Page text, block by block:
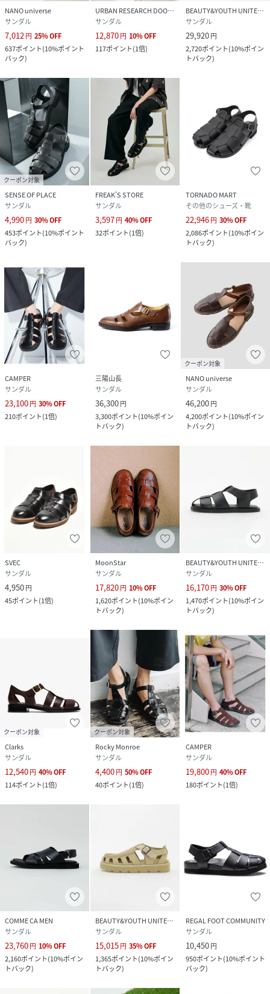
NANO universe
サンダル
7,012円 25%OFF
637ポイント(10%ポイント
バック)
URBAN RESEARCH DOORS
サンダル
12,870円 10%OFF
117ポイント(1倍)
BEAUTY&YOUTH UNITED ARROWS
サンダル
29,920円
2,720ポイント(10%ポイン
トバック)
クーポン対象
SENSE OF PLACE
サンダル
4,990円 30%OFF
453ポイント(10%ポイント
バック)
FREAK’S STORE
サンダル
3,597円 40%OFF
32ポイント(1倍)
TORNADO MART
その他のシューズ・靴
22,946円 30%OFF
2,086ポイント(10%ポイン
トバック)
CAMPER
サンダル
23,100円 30%OFF
210ポイント(1倍)
三陽山長
サンダル
36,300円
3,300ポイント(10%ポイン
トバック)
クーポン対象
NANO universe
サンダル
46,200円
4,200ポイント(10%ポイン
トバック)
SVEC
サンダル
4,950円
45ポイント(1倍)
MoonStar
サンダル
17,820円 10%OFF
1,620ポイント(10%ポイン
トバック)
BEAUTY&YOUTH UNITED ARROWS
サンダル
16,170円 30%OFF
1,470ポイント(10%ポイン
トバック)
クーポン対象
Clarks
サンダル
12,540円 40%OFF
114ポイント(1倍)
クーポン対象
Rocky Monroe
サンダル
4,400円 50%OFF
40ポイント(1倍)
CAMPER
サンダル
19,800円 40%OFF
180ポイント(1倍)
COMME CA MEN
サンダル
23,760円 10%OFF
2,160ポイント(10%ポイン
トバック)
BEAUTY&YOUTH UNITED ARROWS
サンダル
15,015円 35%OFF
1,365ポイント(10%ポイン
トバック)
REGAL FOOT COMMUNITY
サンダル
10,450円
950ポイント(10%ポイント
バック)